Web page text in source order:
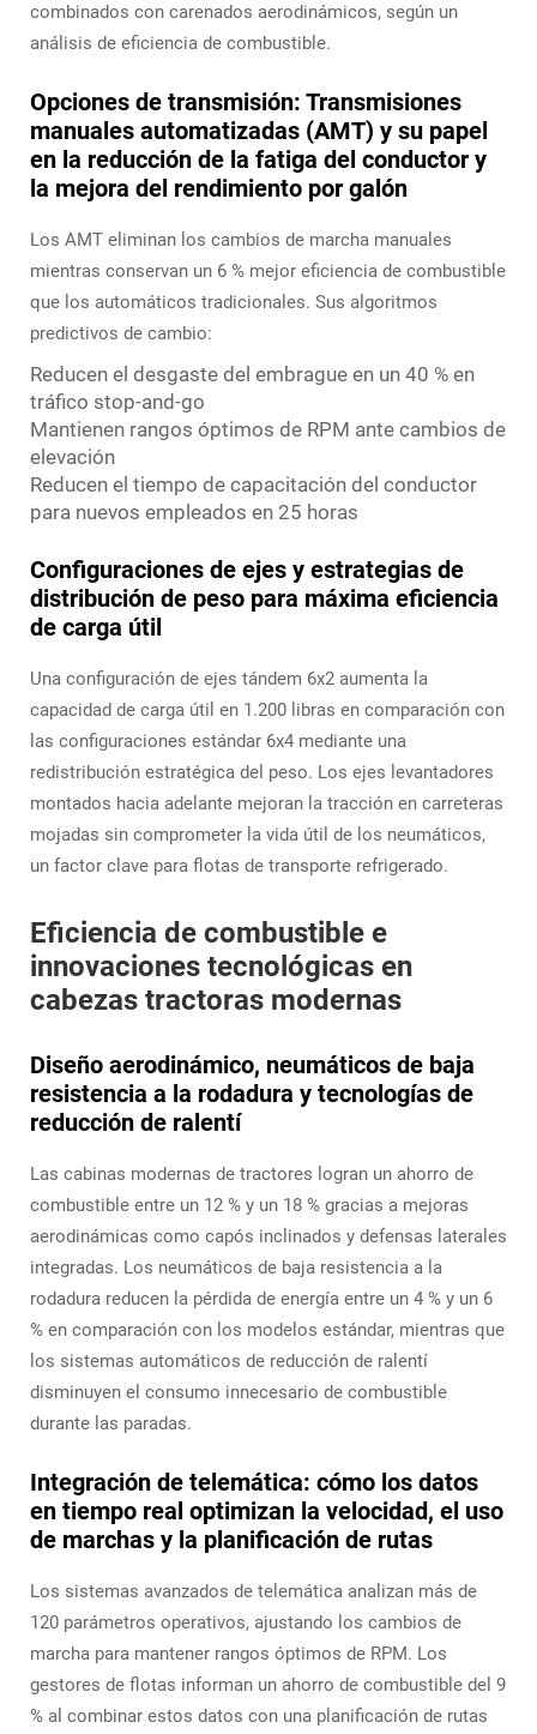
combinados con carenados aerodinámicos, según un
análisis de eficiencia de combustible.
Opciones de transmisión: Transmisiones
manuales automatizadas (AMT) y su papel
en la reducción de la fatiga del conductor y
la mejora del rendimiento por galón
Los AMT eliminan los cambios de marcha manuales
mientras conservan un 6 % mejor eficiencia de combustible
que los automáticos tradicionales. Sus algoritmos
predictivos de cambio:
Reducen el desgaste del embrague en un 40 % en
tráfico stop-and-go
Mantienen rangos óptimos de RPM ante cambios de
elevación
Reducen el tiempo de capacitación del conductor
para nuevos empleados en 25 horas
Configuraciones de ejes y estrategias de
distribución de peso para máxima eficiencia
de carga útil
Una configuración de ejes tándem 6x2 aumenta la
capacidad de carga útil en 1.200 libras en comparación con
las configuraciones estándar 6x4 mediante una
redistribución estratégica del peso. Los ejes levantadores
montados hacia adelante mejoran la tracción en carreteras
mojadas sin comprometer la vida útil de los neumáticos,
un factor clave para flotas de transporte refrigerado.
Eficiencia de combustible e
innovaciones tecnológicas en
cabezas tractoras modernas
Diseño aerodinámico, neumáticos de baja
resistencia a la rodadura y tecnologías de
reducción de ralentí
Las cabinas modernas de tractores logran un ahorro de
combustible entre un 12 % y un 18 % gracias a mejoras
aerodinámicas como capós inclinados y defensas laterales
integradas. Los neumáticos de baja resistencia a la
rodadura reducen la pérdida de energía entre un 4 % y un 6
% en comparación con los modelos estándar, mientras que
los sistemas automáticos de reducción de ralentí
disminuyen el consumo innecesario de combustible
durante las paradas.
Integración de telemática: cómo los datos
en tiempo real optimizan la velocidad, el uso
de marchas y la planificación de rutas
Los sistemas avanzados de telemática analizan más de
120 parámetros operativos, ajustando los cambios de
marcha para mantener rangos óptimos de RPM. Los
gestores de flotas informan un ahorro de combustible del 9
% al combinar estos datos con una planificación de rutas